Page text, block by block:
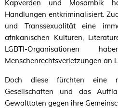
Kapverden und Mosambik
Handlungen entkriminalisiert.
und Transsexualität eine
afrikanischen Kulturen,
LGBTI-Organisationen
Menschenrechtsverletzungen an
Doch diese fürchten eine
Gesellschaften und das
Gewalttaten gegen ihre